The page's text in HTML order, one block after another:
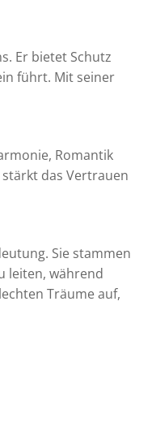
Er bietet Schutz
führt. Mit seiner
Romantik
das Vertrauen
Sie stammen
leiten, während
Träume auf,